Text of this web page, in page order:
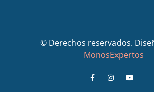
© Derechos reservados.
MonosExpertos